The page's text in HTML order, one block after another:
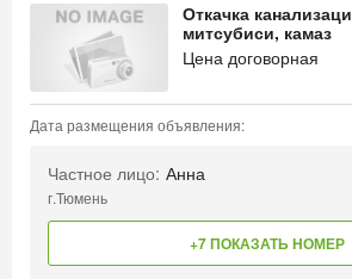
Откачка
митсубиси, камаз
Цена договорная
Дата размещения объявления:
Частное лицо: Анна
г.Тюмень
+7 ПОКАЗАТЬ НОМЕР